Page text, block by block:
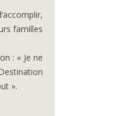
familles
: « Je ne
».